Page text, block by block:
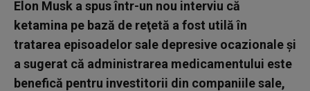
Elon Musk a spus într-un nou interviu că
ketamina pe bază de reţetă a fost utilă în
tratarea episoadelor sale depresive ocazionale şi
a sugerat că administrarea medicamentului este
benefică pentru investitorii din companiile sale,